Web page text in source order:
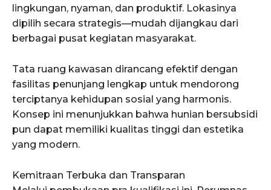
lingkungan, nyaman, dan produktif. Lokasinya
dipilih secara strategis—mudah dijangkau dari
berbagai pusat kegiatan masyarakat.
Tata ruang kawasan dirancang efektif dengan
fasilitas penunjang lengkap untuk mendorong
terciptanya kehidupan sosial yang harmonis.
Konsep ini menunjukkan bahwa hunian bersubsidi
pun dapat memiliki kualitas tinggi dan estetika
yang modern.
Kemitraan Terbuka dan Transparan